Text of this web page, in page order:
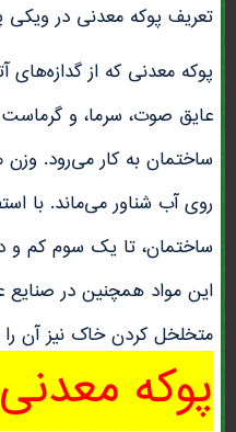
تعریف پوکه معدنی در ویکی
پوکه معدنی که از
عایق صوت، سرما، و
روی آب شناور می‌ماند. با
ساختمان، تا یک سوم کم و در
این مواد همچنین در صنایع
متخلخل کردن خاک نیز آن را
پوکه